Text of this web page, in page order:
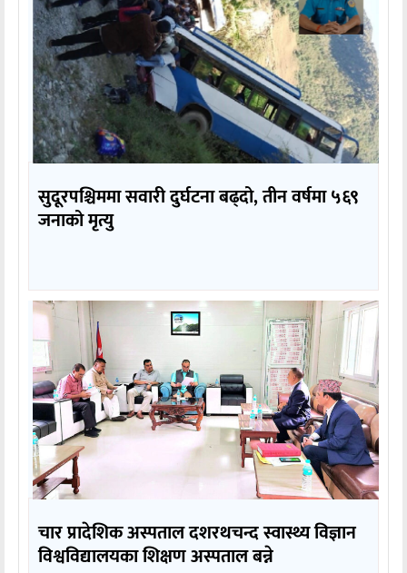
सुदूरपश्चिममा सवारी दुर्घटना बढ्दो, तीन वर्षमा ५६९
जनाको मृत्यु
चार प्रादेशिक अस्पताल दशरथचन्द स्वास्थ्य विज्ञान
विश्वविद्यालयका शिक्षण अस्पताल बन्ने